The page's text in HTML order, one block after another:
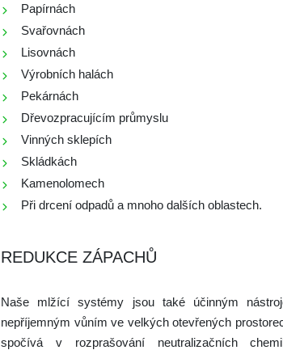
Papírnách
Svařovnách
Lisovnách
Výrobních halách
Pekárnách
Dřevozpracujícím průmyslu
Vinných sklepích
Skládkách
Kamenolomech
Při drcení odpadů a mnoho dalších oblastech.
REDUKCE ZÁPACHŮ
Naše mlžící systémy jsou také účinným
nepříjemným vůním ve velkých otevřených
spočívá v rozprašování neutralizačních